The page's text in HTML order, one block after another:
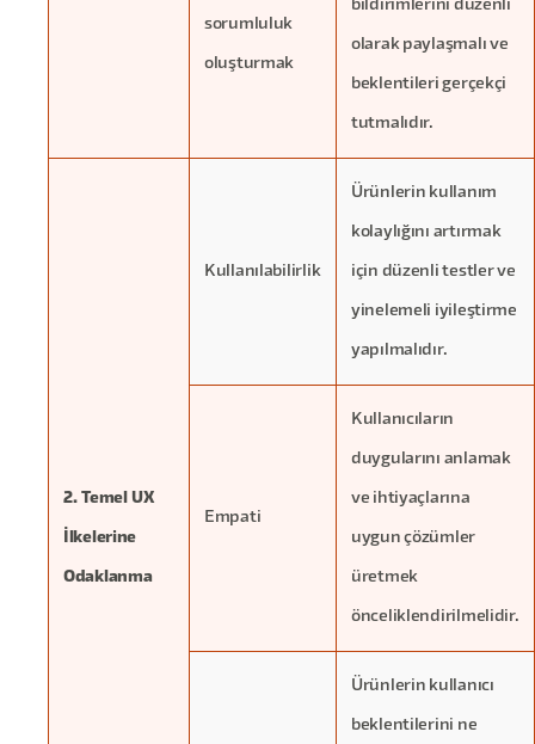
sorumluluk
oluşturmak
bildirimlerini düzenli
olarak paylaşmalı ve
beklentileri gerçekçi
tutmalıdır.
2. Temel UX
İlkelerine
Odaklanma
Kullanılabilirlik
Ürünlerin kullanım
kolaylığını artırmak
için düzenli testler ve
yinelemeli iyileştirme
yapılmalıdır.
Empati
Kullanıcıların
duygularını anlamak
ve ihtiyaçlarına
uygun çözümler
üretmek
önceliklendirilmelidir.
Ürünlerin kullanıcı
beklentilerini ne